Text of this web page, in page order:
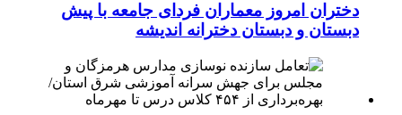
دختران امروز معماران فردای جامعه با پیش
دبستان و دبستان دخترانه اندیشه